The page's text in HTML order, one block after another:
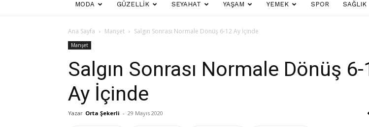
MODA GÜZELLIK SEYAHAT YAŞAM YEMEK SPOR SAĞLIK
Ana Sayfa Manşet Salgın Sonrası Normale Dönüş 6-12 Ay İçinde
Manşet
Salgın Sonrası Normale Dönüş
Ay İçinde
Yazar Orta Şekerli - 29 Mayıs 2020